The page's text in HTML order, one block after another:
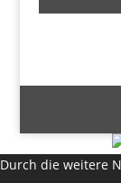
Durch die weitere